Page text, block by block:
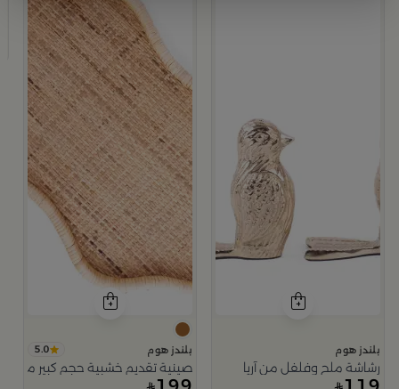
بلندز هوم
رشاشة ملح وفلفل من آريا
بلندز هوم 5.0
صينية تقديم خشبية حجم كبير من